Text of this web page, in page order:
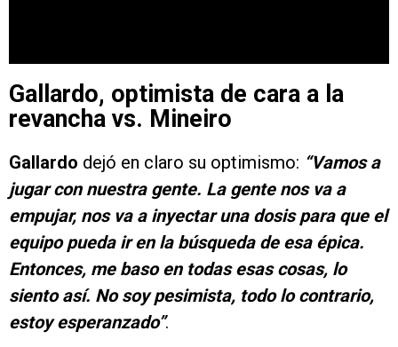
Gallardo, optimista de cara a la
revancha vs. Mineiro
Gallardo dejó en claro su optimismo: “Vamos a
jugar con nuestra gente. La gente nos va a
empujar, nos va a inyectar una dosis para que el
equipo pueda ir en la búsqueda de esa épica.
Entonces, me baso en todas esas cosas, lo
siento así. No soy pesimista, todo lo contrario,
estoy esperanzado”.